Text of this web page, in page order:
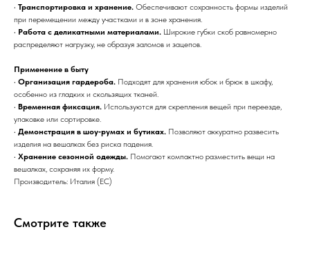
• Транспортировка и хранение. Обеспечивают сохранность формы изделий
при перемещении между участками и в зоне хранения.
• Работа с деликатными материалами. Широкие губки скоб равномерно
распределяют нагрузку, не образуя заломов и зацепов.
Применение в быту
• Организация гардероба. Подходят для хранения юбок и брюк в шкафу,
особенно из гладких и скользящих тканей.
• Временная фиксация. Используются для скрепления вещей при переезде,
упаковке или сортировке.
• Демонстрация в шоу‑румах и бутиках. Позволяют аккуратно развесить
изделия на вешалках без риска падения.
• Хранение сезонной одежды. Помогают компактно разместить вещи на
вешалках, сохраняя их форму.
Производитель: Италия (ЕС)
Смотрите также